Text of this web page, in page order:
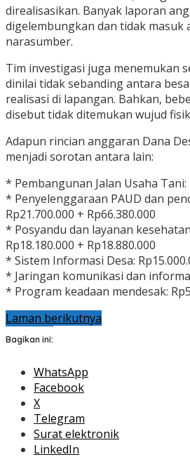
direalisasikan. Banyak laporan
digelembungkan dan tidak masuk
narasumber.
Tim investigasi juga menemukan
dinilai tidak sebanding antara
realisasi di lapangan. Bahkan,
disebut tidak ditemukan wujud
Adapun rincian anggaran Dana
menjadi sorotan antara lain:
* Pembangunan Jalan Usaha Tani:
* Penyelenggaraan PAUD dan
Rp21.700.000 + Rp66.380.000
* Posyandu dan layanan
Rp18.180.000 + Rp18.880.000
* Sistem Informasi Desa:
* Jaringan komunikasi dan
* Program keadaan mendesak:
Laman berikutnya
Bagikan ini:
WhatsApp
Facebook
X
Telegram
Surat elektronik
LinkedIn